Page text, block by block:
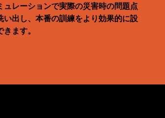
ュレーションで実際の災害時の問題点
い出し、本番の訓練をより効果的に設
きます。